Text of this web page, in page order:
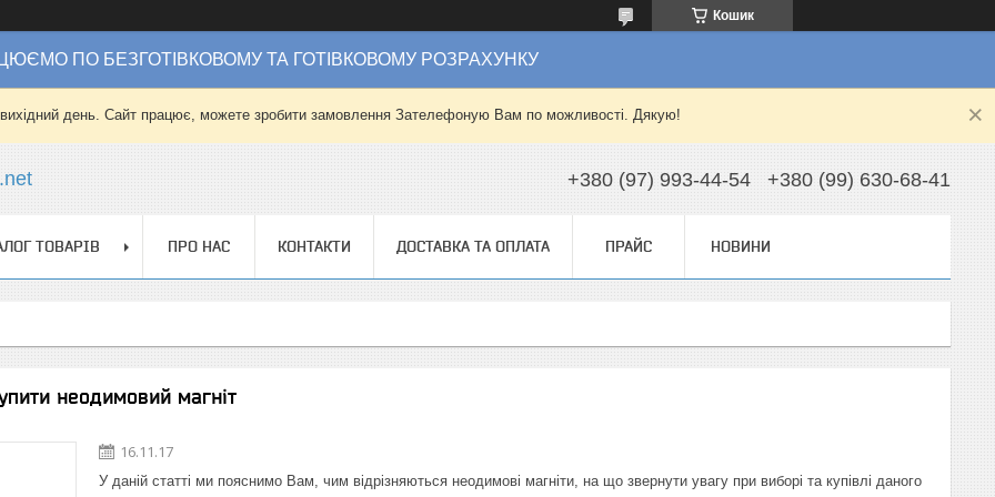
Кошик
ПО БЕЗГОТІВКОВОМУ ТА ГОТІВКОВОМУ РОЗРАХУНКУ
вихідний день. Сайт працює, можете зробити замовлення Зателефоную Вам по можливості. Дякую!
+380 (97) 993-44-54 +380 (99) 630-68-41
ТОВАРІВ ПРО НАС КОНТАКТИ ДОСТАВКА ТА ОПЛАТА ПРАЙС НОВИНИ
неодимовий магніт
16.11.17
У даній статті ми пояснимо Вам, чим відрізняються неодимові магніти, на що звернути увагу при виборі та купівлі даного